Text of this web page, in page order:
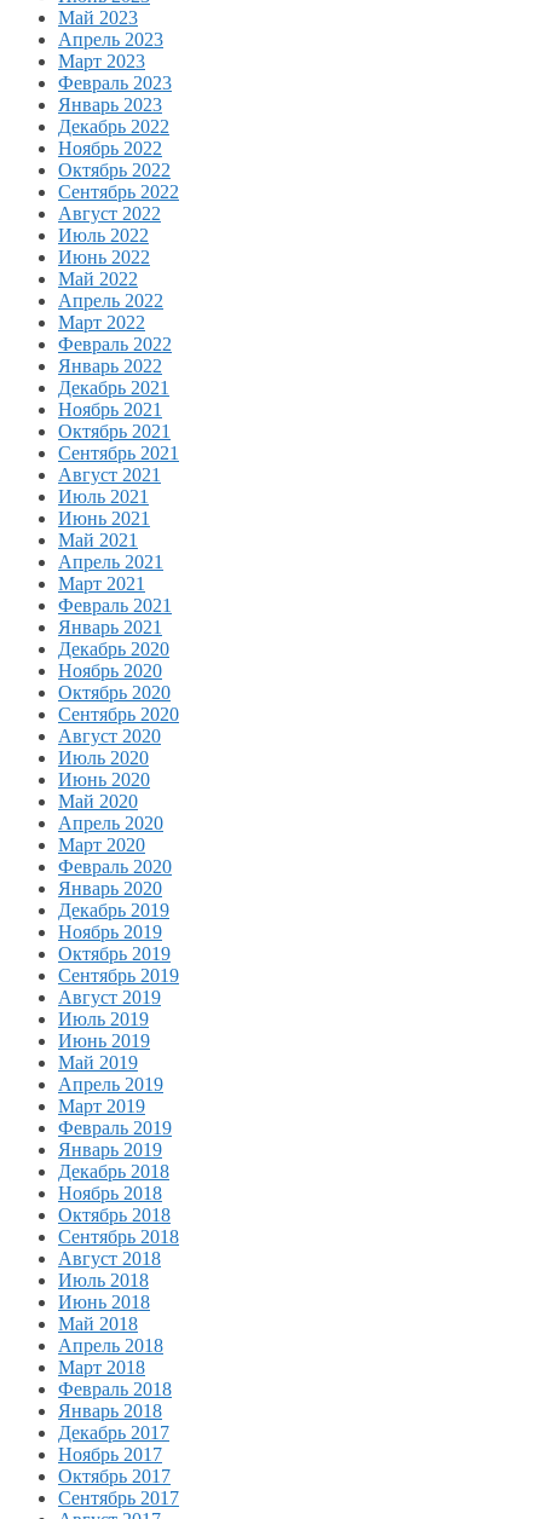
Май 2023
Апрель 2023
Март 2023
Февраль 2023
Январь 2023
Декабрь 2022
Ноябрь 2022
Октябрь 2022
Сентябрь 2022
Август 2022
Июль 2022
Июнь 2022
Май 2022
Апрель 2022
Март 2022
Февраль 2022
Январь 2022
Декабрь 2021
Ноябрь 2021
Октябрь 2021
Сентябрь 2021
Август 2021
Июль 2021
Июнь 2021
Май 2021
Апрель 2021
Март 2021
Февраль 2021
Январь 2021
Декабрь 2020
Ноябрь 2020
Октябрь 2020
Сентябрь 2020
Август 2020
Июль 2020
Июнь 2020
Май 2020
Апрель 2020
Март 2020
Февраль 2020
Январь 2020
Декабрь 2019
Ноябрь 2019
Октябрь 2019
Сентябрь 2019
Август 2019
Июль 2019
Июнь 2019
Май 2019
Апрель 2019
Март 2019
Февраль 2019
Январь 2019
Декабрь 2018
Ноябрь 2018
Октябрь 2018
Сентябрь 2018
Август 2018
Июль 2018
Июнь 2018
Май 2018
Апрель 2018
Март 2018
Февраль 2018
Январь 2018
Декабрь 2017
Ноябрь 2017
Октябрь 2017
Сентябрь 2017